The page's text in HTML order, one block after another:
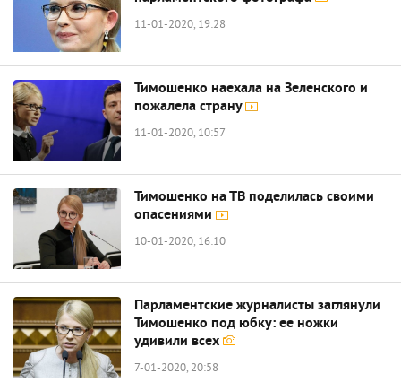
11-01-2020, 19:28
Тимошенко наехала на Зеленского и
пожалела страну
11-01-2020, 10:57
Тимошенко на ТВ поделилась своими
опасениями
10-01-2020, 16:10
Парламентские журналисты заглянули
Тимошенко под юбку: ее ножки
удивили всех
7-01-2020, 20:58